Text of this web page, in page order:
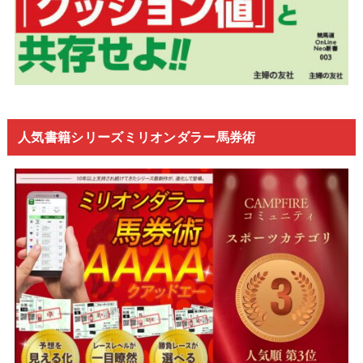
人気書籍シリーズミリオンダラー馬券術